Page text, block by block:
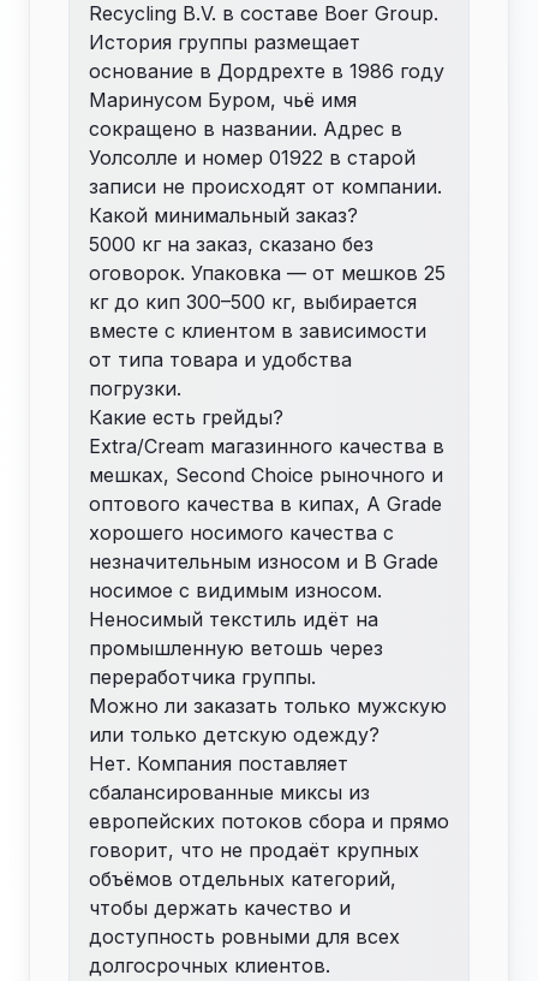
Recycling B.V. в составе Boer Group.
История группы размещает
основание в Дордрехте в 1986 году
Маринусом Буром, чьё имя
сокращено в названии. Адрес в
Уолсолле и номер 01922 в старой
записи не происходят от компании.
Какой минимальный заказ?
5000 кг на заказ, сказано без
оговорок. Упаковка — от мешков 25
кг до кип 300–500 кг, выбирается
вместе с клиентом в зависимости
от типа товара и удобства
погрузки.
Какие есть грейды?
Extra/Cream магазинного качества в
мешках, Second Choice рыночного и
оптового качества в кипах, A Grade
хорошего носимого качества с
незначительным износом и B Grade
носимое с видимым износом.
Неносимый текстиль идёт на
промышленную ветошь через
переработчика группы.
Можно ли заказать только мужскую
или только детскую одежду?
Нет. Компания поставляет
сбалансированные миксы из
европейских потоков сбора и прямо
говорит, что не продаёт крупных
объёмов отдельных категорий,
чтобы держать качество и
доступность ровными для всех
долгосрочных клиентов.